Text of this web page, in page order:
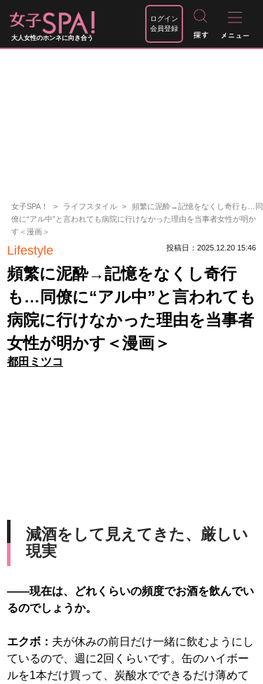
大人女性のホンネに向き合う
ログイン
会員登録
女子SPA！ ライフスタイル
頻繁に泥酔→記憶をなくし奇行も…同
僚に“アル中”と言われても病院に行けなかった理由を当事者女性が明か
す＜漫画＞
Lifestyle 投稿日：2025.12.20 15:46
頻繁に泥酔→記憶をなくし奇行
も…同僚に“アル中”と言われても
病院に行けなかった理由を当事者
女性が明かす＜漫画＞
都田ミツコ
減酒をして見えてきた、厳しい
現実
――現在は、どれくらいの頻度でお酒を飲んでい
るのでしょうか。
エクボ： 夫が休みの前日だけ一緒に飲むようにし
ているので、週に2回くらいです。缶のハイボー
ルを1本だけ買って、炭酸水でできるだけ薄めて